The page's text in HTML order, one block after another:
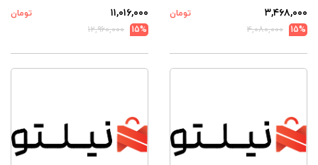
۳,۴۶۸,۰۰۰
تومان
15%
۴,۰۸۰,۰۰۰
۱۱,۰۱۶,۰۰۰
تومان
15%
۱۲,۹۶۰,۰۰۰